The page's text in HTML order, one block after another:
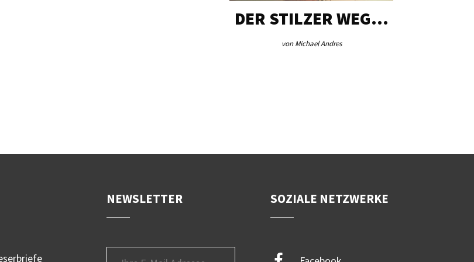
DER STILZER WEG…
von Michael Andres
NEWSLETTER SOZIALE NETZWERKE